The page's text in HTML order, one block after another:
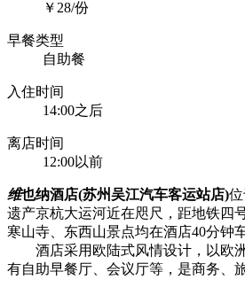
￥28/份
早餐类型
自助餐
入住时间
14:00之后
离店时间
12:00以前
维也纳酒店(苏州吴江汽车客运站店)
遗产京杭大运河近在咫尺，距地铁四
寒山寺、东西山景点均在酒店40分钟
酒店采用欧陆式风情设计，以欧洲
有自助早餐厅、会议厅等，是商务、